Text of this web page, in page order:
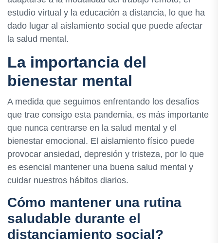
estudio virtual y la educación a distancia, lo que ha
dado lugar al aislamiento social que puede afectar
la salud mental.
La importancia del
bienestar mental
A medida que seguimos enfrentando los desafíos
que trae consigo esta pandemia, es más importante
que nunca centrarse en la salud mental y el
bienestar emocional. El aislamiento físico puede
provocar ansiedad, depresión y tristeza, por lo que
es esencial mantener una buena salud mental y
cuidar nuestros hábitos diarios.
Cómo mantener una rutina
saludable durante el
distanciamiento social?